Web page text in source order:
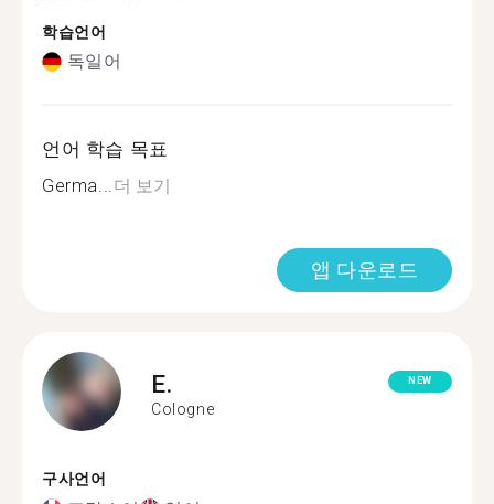
학습언어
독일어
언어 학습 목표
Germa...더 보기
앱 다운로드
E.
Cologne
NEW
구사언어